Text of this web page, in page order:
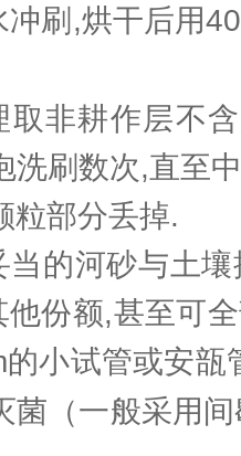
冲刷,烘干后用
取非耕作层不
洗刷数次,直至
粒部分丢掉.
当的河砂与土
份额,甚至可
小试管或安
菌（一般采用